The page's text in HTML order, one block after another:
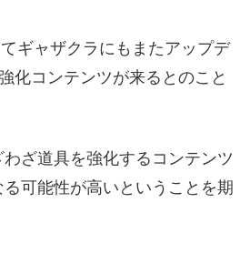
ギャザクラにもまたアップデ
化コンテンツが来るとのこと
ざ道具を強化するコンテンツ
可能性が高いということを期